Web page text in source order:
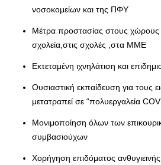
νοσοκομείων και της ΠΦΥ
Μέτρα προστασίας στους χώρους
σχολεία,στις σχολές ,στα ΜΜΕ
Εκτεταμένη ιχνηλάτιση και
Ουσιαστική εκπαίδευση για τους
μετατραπεί σε “πολυεργαλεία
Μονιμοποίηση όλων των
συμβασιούχων
Χορήγηση επιδόματος